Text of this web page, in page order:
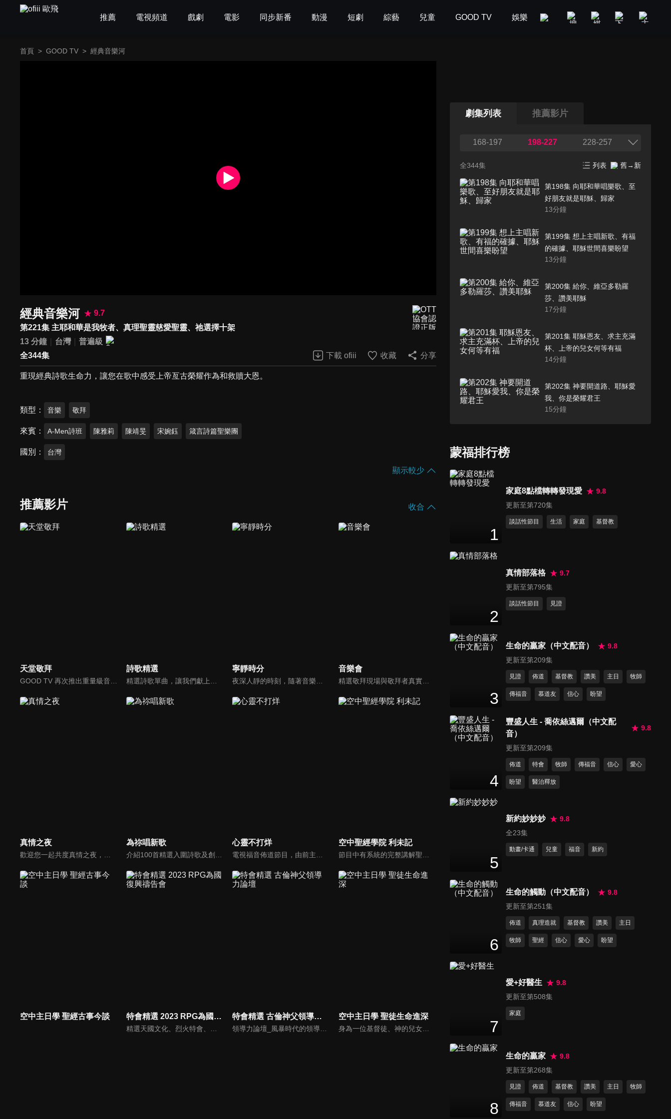
推薦 電視頻道 戲劇 電影 同步新番 動漫 短劇 綜藝 兒童 GOOD TV 娛樂 美食旅遊 新聞政論
首頁 > GOOD TV > 經典音樂河
經典音樂河
9.7
第221集 主耶和華是我牧者、真理聖靈慈愛聖靈、祂選擇十架
13 分鐘
台灣
普遍級
全344集
下載 ofiii 收藏 分享
重現經典詩歌生命力，讓您在歌中感受上帝亙古榮耀作為和救贖大恩。
類型 音樂 敬拜
來賓 A-Men詩班 陳雅莉 陳靖旻 宋婉鈺 箴言詩篇聖樂團
國別 台灣
顯示較少
推薦影片 收合
天堂敬拜 詩歌精選 寧靜時分 音樂會
精選敬拜現場與敬拜者真實的分享，讓我們一起向神獻上最美的祭。
真情之夜 為祢唱新歌 心靈不打烊 空中聖經學院 利未記
空中主日學 聖經古事今談 特會精選 2023 RPG為國復興禱告會
精選天國文化、烈火特會、超自然大能與使徒性教會等特會，幫助我們更加明白神的心意，好讓我們的生命能走在神的道路上進入命定。
特會精選 古倫神父領導力論壇
領導力論壇_風暴時代的領導與工作，由天主教Anselm Grun古倫神父主講，會中提到領導力的原則：首在勿評斷自己，先接納自我，先處理負面情緒，在工作上落實祈禱，在態度上能充分信任下屬，亦在改善個人性工作耗竭的四個面向上得以精進： 一、從負面得到的力量 二、處在別人期待中 三、維持表面功夫 四、忽略身心疲憊 五、外在的期望 在做好領導工作前要先認識自己，好的領導者會先接納自己，察覺內在的情緒，透過察覺內在轉化為正面力量。
空中主日學 聖徒生命進深
身為一位基督徒、神的兒女，不能只是在知識上認識這位父神，我們應該要全面認識祂，當我們越多認識祂的屬性，並且經歷祂的恩典，我們就對祂的信心就越加增，以至於在每天的生活中都能享受祂奇妙、豐盛的一切！
劇集列表 推薦影片
168-197 198-227 228-257
全344集 列表 舊→新
第198集 向耶和華唱樂歌、至
好朋友就是耶穌、歸家
13分鐘
第199集 想上主唱新歌、有福
的確據、耶穌世間喜樂盼望
13分鐘
第200集 給你、維亞多勒羅
莎、讚美耶穌
17分鐘
第201集 耶穌恩友、求主充滿
杯、上帝的兒女何等有福
14分鐘
第202集 神要開道路、耶穌愛
我、你是榮耀君王
15分鐘
第204集 善牧慈恩、主牽我
手、主我欲謳咾祢
13
第206集 懇求聖靈充滿我、天
16分鐘
帝無限的愛、上帝是愛、感恩
頌讚
16
神愛世上人
憐憫、祂醫治破碎心靈
第210集 上帝疼世人、奇異恩
天、如同牧人
要盡一生服事主、沒有愛就無
意義
13
第213集 只有寶血、堅信、耶
第214集 人子、我要堅信到永
遠、耶穌是全能主
14分鐘
第216集 耶穌奇妙的救恩、在
14分鐘
蒙福排行榜
1
家庭8點檔轉轉發現愛
9.8
更新至第720集
談話性節目 生活 家庭 基督教
2
真情部落格
9.7
更新至第795集
談話性節目 見證
3
生命的贏家（中文配音）
9.8
更新至第209集
見證 佈道 基督教 讚美 主日 牧師
傳福音 慕道友 信心 盼望
4
豐盛人生 - 喬依絲邁爾（中文配
音）
9.8
更新至第209集
佈道 特會 牧師 傳福音 信心 愛心
盼望 醫治釋放
5
新約妙妙妙
9.8
全23集
動畫/卡通 兒童 福音 新約
6
生命的觸動（中文配音）
9.8
更新至第251集
佈道 真理造就 基督教 讚美 主日
牧師 聖經 信心 愛心 盼望
7
愛+好醫生
9.8
更新至第508集
家庭
8
生命的贏家
9.8
更新至第268集
見證 佈道 基督教 讚美 主日 牧師
傳福音 慕道友 信心 盼望